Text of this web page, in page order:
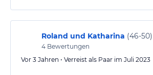
Roland und Katharina (46-50)
4 Bewertungen
Vor 3 Jahren • Verreist als Paar im Juli 2023